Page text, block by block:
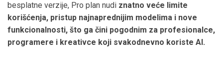
besplatne verzije, Pro plan nudi znatno veće limite
korišćenja, pristup najnaprednijim modelima i nove
funkcionalnosti, što ga čini pogodnim za profesionalce,
programere i kreativce koji svakodnevno koriste AI.